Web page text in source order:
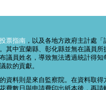
投票指南 ，以及各地方政府主計處「
其中宜蘭縣、彰化縣並無在議員所
議員姓名，導致無法透過統計得知
款的貢獻。
資料則是來自監察院。在資料取得
費數日與申請費印出紙本後，再請